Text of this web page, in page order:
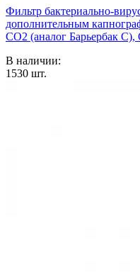
Фильтр бактериально-
дополнительным
CO2 (аналог Барьербак
В наличии:
1530 шт.